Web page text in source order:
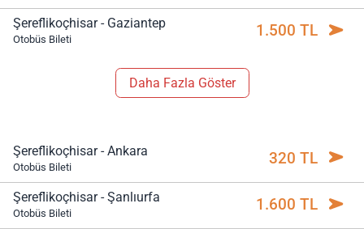
Şereflikoçhisar - Gaziantep
Otobüs Bileti 1.500 TL
Daha Fazla Göster
Şereflikoçhisar - Ankara
Otobüs Bileti 320 TL
Şereflikoçhisar - Şanlıurfa
Otobüs Bileti 1.600 TL